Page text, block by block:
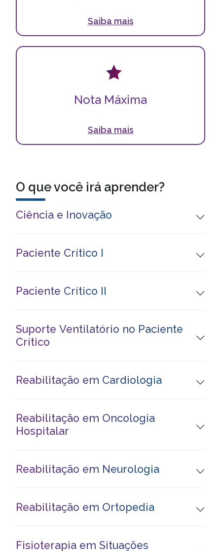
Saiba mais
intensivo adulto.
Nota Máxima
Saiba mais
Nota Máxima
conceito do MEC!
O que você irá aprender?
Ciência e Inovação
Paciente Crítico I
Paciente Crítico II
Suporte Ventilatório no Paciente
Crítico
Reabilitação em Cardiologia
Reabilitação em Oncologia
Hospitalar
Reabilitação em Neurologia
Reabilitação em Ortopedia
Fisioterapia em Situações